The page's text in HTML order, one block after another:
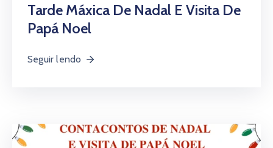
Tarde Máxica De Nadal E Visita De
Papá Noel
Seguir lendo